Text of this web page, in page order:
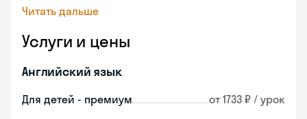
Читать дальше
Услуги и цены
Английский язык
Для детей - премиум от 1733 ₽ / урок